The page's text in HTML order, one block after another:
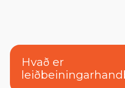
Hvað er